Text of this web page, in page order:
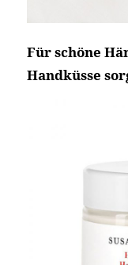
Für schöne
Handküsse